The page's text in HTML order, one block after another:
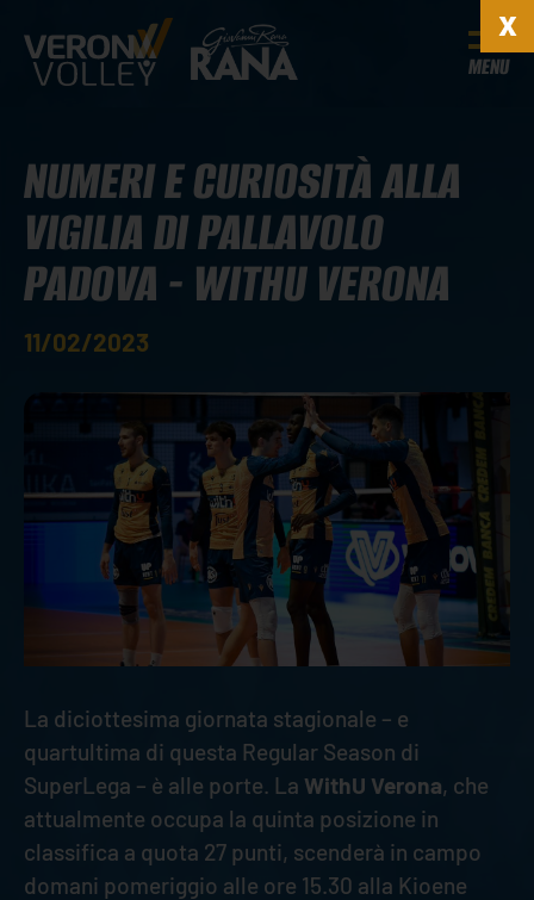
MENU
NUMERI E CURIOSITÀ ALLA
VIGILIA DI PALLAVOLO
PADOVA - WITHU VERONA
11/02/2023
La diciottesima giornata stagionale – e
quartultima di questa Regular Season di
SuperLega – è alle porte. La WithU Verona, che
attualmente occupa la quinta posizione in
classifica a quota 27 punti, scenderà in campo
domani pomeriggio alle ore 15.30 alla Kioene